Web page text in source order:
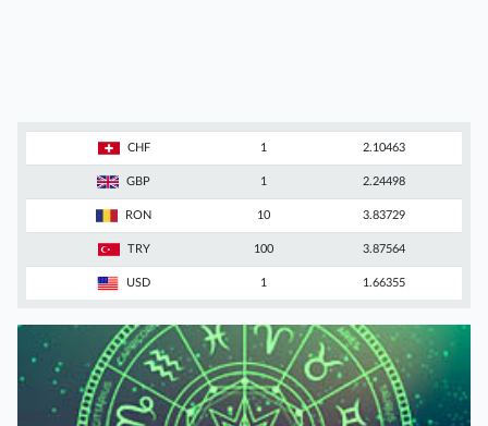
CHF 1 2.10463
GBP 1 2.24498
RON 10 3.83729
TRY 100 3.87564
USD 1 1.66355